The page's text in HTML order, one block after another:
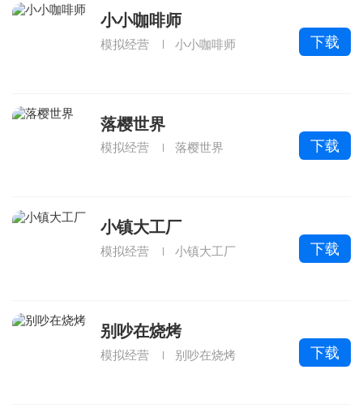
小小咖啡师
模拟经营 小小咖啡师 下载
落樱世界
模拟经营 落樱世界 下载
小镇大工厂
模拟经营 小镇大工厂 下载
别吵在烧烤
模拟经营 别吵在烧烤 下载